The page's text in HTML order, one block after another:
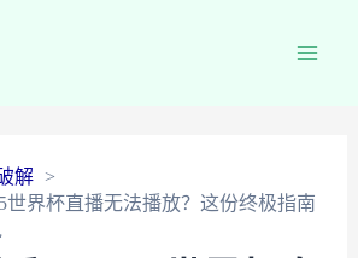
解
世界杯直播无法播放？这份终极指南